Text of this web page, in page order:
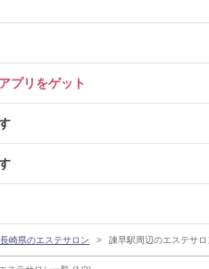
プリをゲット
長崎県のエステサロン 諫早駅周辺のエステサロ